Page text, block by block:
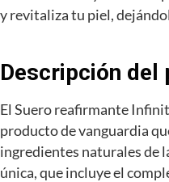
y revitaliza tu piel,
Descripción del
El Suero reafirmante
producto de vanguardia
ingredientes naturales de
única, que incluye el